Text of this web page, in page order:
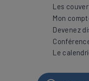
Les
Mon
Devenez
Le